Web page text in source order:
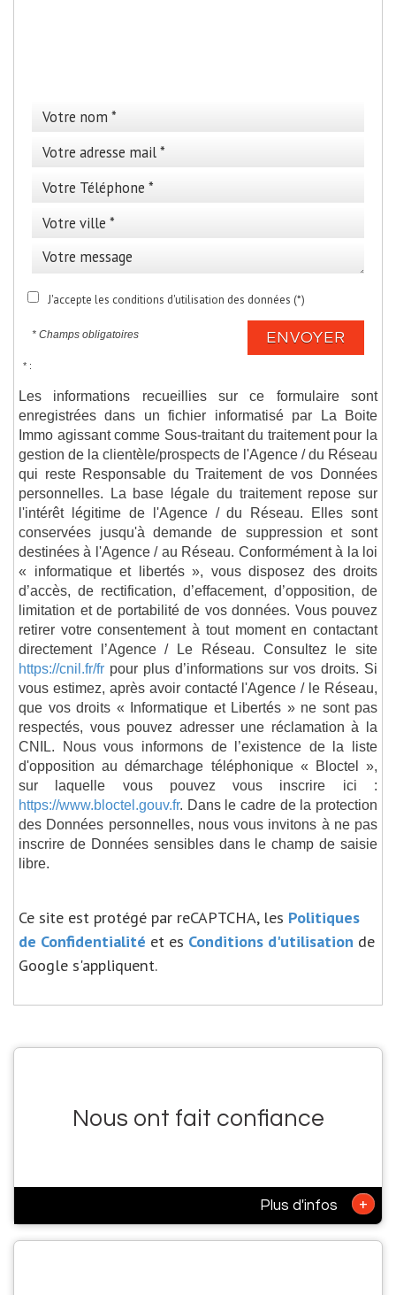
J'accepte les conditions d'utilisation des données (*)
* Champs obligatoires ENVOYER
* :
Les informations recueillies sur ce formulaire sont
enregistrées dans un fichier informatisé par La Boite
Immo agissant comme Sous-traitant du traitement pour la
gestion de la clientèle/prospects de l'Agence / du Réseau
qui reste Responsable du Traitement de vos Données
personnelles. La base légale du traitement repose sur
l'intérêt légitime de l'Agence / du Réseau. Elles sont
conservées jusqu'à demande de suppression et sont
destinées à l'Agence / au Réseau. Conformément à la loi
« informatique et libertés », vous disposez des droits
d’accès, de rectification, d’effacement, d’opposition, de
limitation et de portabilité de vos données. Vous pouvez
retirer votre consentement à tout moment en contactant
directement l’Agence / Le Réseau. Consultez le site
https://cnil.fr/fr pour plus d’informations sur vos droits. Si
vous estimez, après avoir contacté l'Agence / le Réseau,
que vos droits « Informatique et Libertés » ne sont pas
respectés, vous pouvez adresser une réclamation à la
CNIL. Nous vous informons de l’existence de la liste
d'opposition au démarchage téléphonique « Bloctel »,
sur laquelle vous pouvez vous inscrire ici :
https://www.bloctel.gouv.fr. Dans le cadre de la protection
des Données personnelles, nous vous invitons à ne pas
inscrire de Données sensibles dans le champ de saisie
libre.
Ce site est protégé par reCAPTCHA, les Politiques
de Confidentialité et es Conditions d'utilisation de
Google s'appliquent.
Nous ont fait confiance
Plus d'infos +